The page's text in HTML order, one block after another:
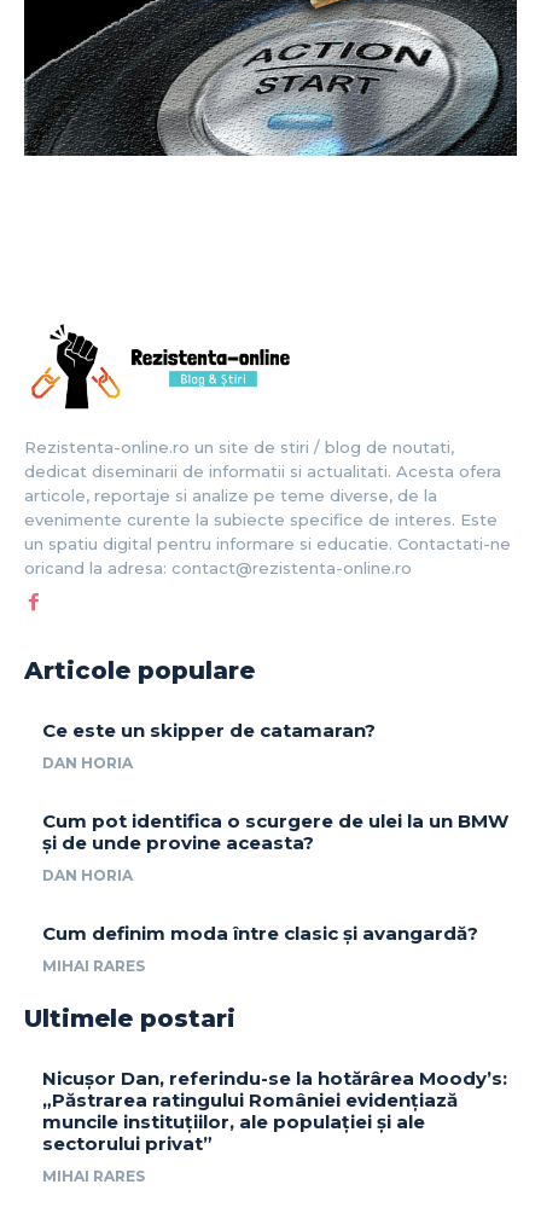
Rezistenta-online.ro un site de stiri / blog de noutati,
dedicat diseminarii de informatii si actualitati. Acesta ofera
articole, reportaje si analize pe teme diverse, de la
evenimente curente la subiecte specifice de interes. Este
un spatiu digital pentru informare si educatie. Contactati-ne
oricand la adresa: contact@rezistenta-online.ro
Articole populare
Ce este un skipper de catamaran?
DAN HORIA
Cum pot identifica o scurgere de ulei la un BMW
și de unde provine aceasta?
DAN HORIA
Cum definim moda între clasic și avangardă?
MIHAI RARES
Ultimele postari
Nicușor Dan, referindu-se la hotărârea Moody’s:
„Păstrarea ratingului României evidențiază
muncile instituțiilor, ale populației și ale
sectorului privat”
MIHAI RARES